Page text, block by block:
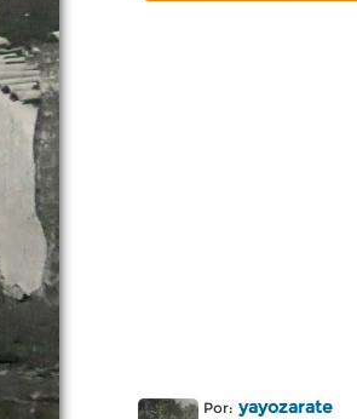
Por: yayozarate